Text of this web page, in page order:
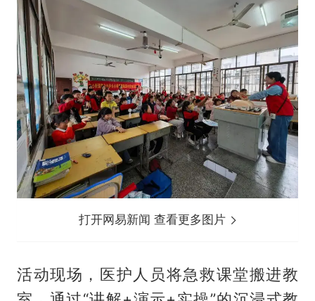
打开网易新闻 查看更多图片
活动现场，医护人员将急救课堂搬进教